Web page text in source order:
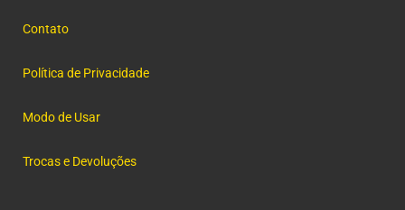
Contato
Política de Privacidade
Modo de Usar
Trocas e Devoluções